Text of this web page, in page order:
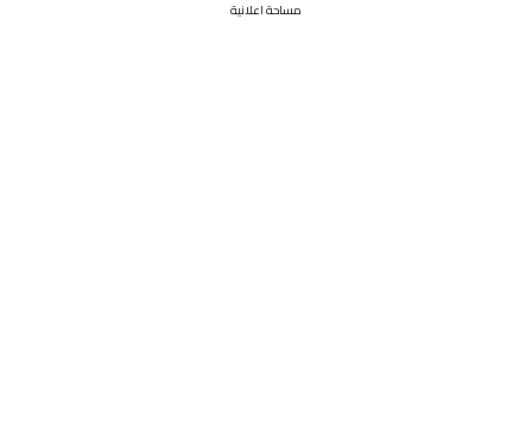
مساحة اعلانية